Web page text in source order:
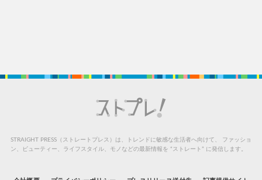
STRAIGHT PRESS（ストレートプレス）は、トレンドに敏感な生活者へ向けて、
ファッショ
ン、ビューティー、ライフスタイル、モノなどの最新情報を “ストレート” に発信します。